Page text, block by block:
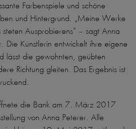
Farbenspiele und schöne
und Hintergrund. „Meine Werke
steten Ausprobierens“ – sagt Anna
Die Künstlerin entwickelt ihre eigene
lässt die gewohnten, geübten
Richtung gleiten. Das Ergebnis ist
die Bank am 7. März 2017
von Anna Peterer. Alle